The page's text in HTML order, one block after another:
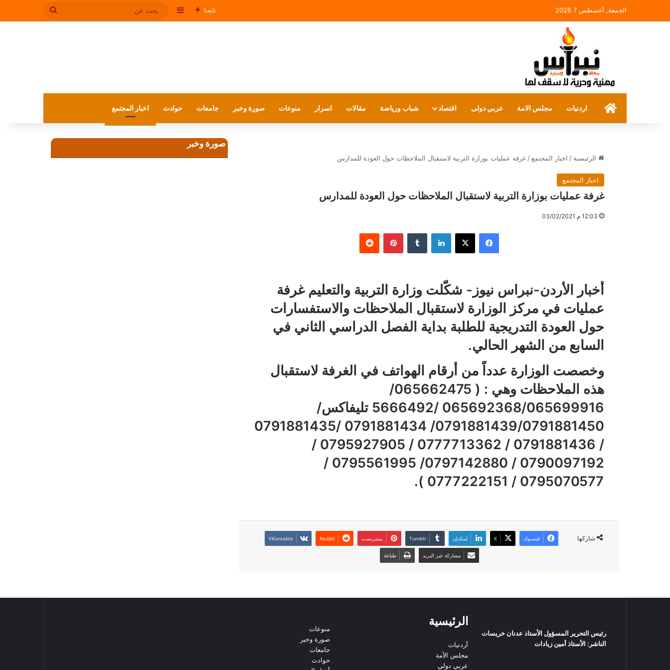
الجمعة, أغسطس 7 2026 تابعنا إضافة عمود جانبي
بحث
الرئيسيةاردنيات مجلس الامة عربي دولى اقتصاد شباب ورياضة مقالات اسرار منوعات صورة وخبر جامعات حوادث اخبار المجتمع
الرئيسية / اخبار المجتمع / غرفة عمليات بوزارة التربية لاستقبال الملاحظات حول العودة للمدارس
اخبار المجتمع
غرفة عمليات بوزارة التربية لاستقبال الملاحظات حول العودة للمدارس
12:03 م 03/02/2021
فيسبوك ‫X لينكدإن بينتيريست
أخبار الأردن-نبراس نيوز- شكّلت وزارة التربية والتعليم غرفة
عمليات في مركز الوزارة لاستقبال الملاحظات والاستفسارات
حول العودة التدريجية للطلبة بداية الفصل الدراسي الثاني في
السابع من الشهر الحالي.
وخصصت الوزارة عدداً من أرقام الهواتف في الغرفة لاستقبال
هذه الملاحظات وهي : ( 065662475/
065692368/065699916 /5666492 تليفاكس/
0791881439/0791881450/ 0791881434 /0791881435
/ 0791881436 / 0777713362 / 0795927905 /
0790097192 / 0797142880/ 0795561995 /
0795070577 / 0777222151 ).
شاركها فيسبوك ‫X لينكدإن بينتيريست
مشاركة عبر البريد طباعة
صورة وخبر
رئيس التحرير المسؤول الأستاذ عدنان خريسات
الناشر: الأستاذ أمين زيادات
الرئيسية
أردنيات
مجلس الأمة
عربي دولي
منوعات
صورة وخبر
جامعات
حوادث